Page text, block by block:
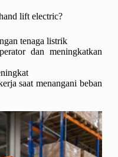
lift electric?
tenaga listrik
dan meningkatkan
saat menangani beban